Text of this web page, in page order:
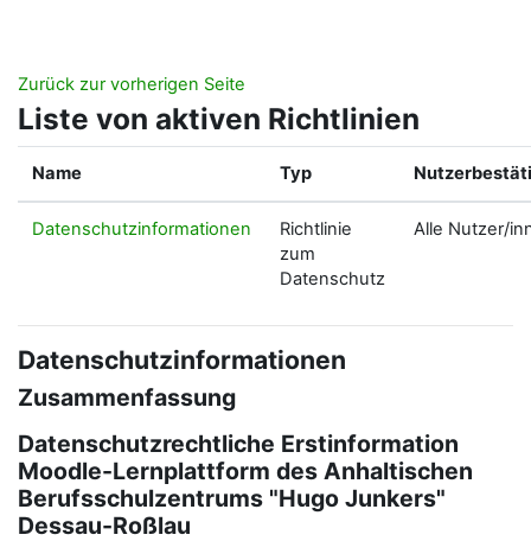
Zurück zur vorherigen Seite
Liste von aktiven Richtlinien
Name Typ
Datenschutzinformationen
Richtlinie
zum
Datenschutz
Alle Nutzer/
Datenschutzinformationen
Zusammenfassung
Datenschutzrechtliche Erstinformation
Moodle-Lernplattform des Anhaltischen
Berufsschulzentrums "Hugo Junkers"
Dessau-Roßlau